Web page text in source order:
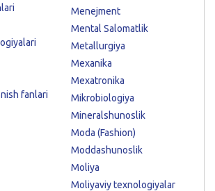
fanlari
Menejment
Mental Salomatlik
Metallurgiya
Mexanika
Mexatronika
Mikrobiologiya
Mineralshunoslik
Moda (Fashion)
Moddashunoslik
Moliya
Moliyaviy texnologiyalar